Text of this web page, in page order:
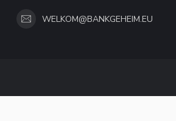
WELKOM@BANKGEHEIM.EU